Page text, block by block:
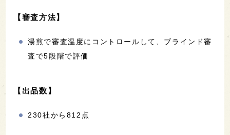
【審査方法】
湯煎で審査温度にコントロールして、ブラインド審
査で5段階で評価
【出品数】
230社から812点